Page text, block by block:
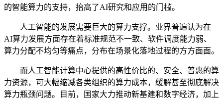
的智能算力的支持，抬高了AI研究和应用的门槛。
人工智能的发展需要巨大的算力支撑。业界普遍认为在
AI算力发展方面存在着标准规范不一致、软件调度能力弱、
算力分配不均匀等痛点，分布在场景化落地过程的方方面面。
而人工智能计算中心提供的高性价比的、安全、普惠的算
力资源，可大幅缩减各类组织的算力成本，缓解甚至彻底解决
算力瓶颈问题。目前，国家大力推动新基建和数字经济，加上